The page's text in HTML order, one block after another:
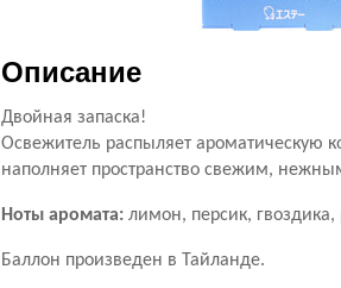
Описание
Двойная запаска!
Освежитель распыляет ароматическую
наполняет пространство свежим,
Ноты аромата: лимон, персик, гвоздика,
Баллон произведен в Тайланде.